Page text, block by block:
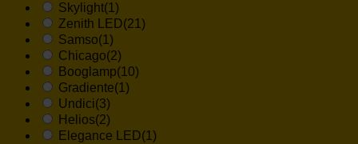
Skylight(1)
Zenith LED(21)
Samso(1)
Chicago(2)
Booglamp(10)
Gradiente(1)
Undici(3)
Helios(2)
Elegance LED(1)